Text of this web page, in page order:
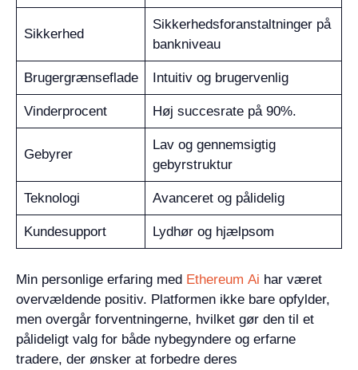
Sikkerhed
Sikkerhedsforanstaltninger på
bankniveau
Brugergrænseflade Intuitiv og brugervenlig
Vinderprocent Høj succesrate på 90%.
Gebyrer
Lav og gennemsigtig
gebyrstruktur
Teknologi Avanceret og pålidelig
Kundesupport Lydhør og hjælpsom
Min personlige erfaring med Ethereum Ai har været
overvældende positiv. Platformen ikke bare opfylder,
men overgår forventningerne, hvilket gør den til et
pålideligt valg for både nybegyndere og erfarne
tradere, der ønsker at forbedre deres